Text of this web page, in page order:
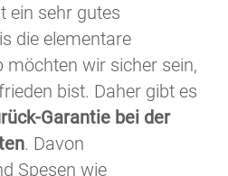
ein sehr gutes
die elementare
möchten wir sicher sein,
bist. Daher gibt es
Garantie bei der
. Davon
Spesen wie